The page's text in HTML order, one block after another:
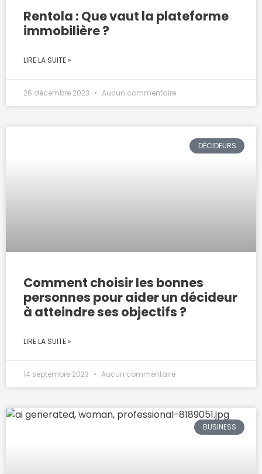
Rentola : Que vaut la plateforme
immobilière ?
LIRE LA SUITE »
26 décembre 2023 Aucun commentaire
DÉCIDEURS
Comment choisir les bonnes
personnes pour aider un décideur
à atteindre ses objectifs ?
LIRE LA SUITE »
14 septembre 2023 Aucun commentaire
BUSINESS